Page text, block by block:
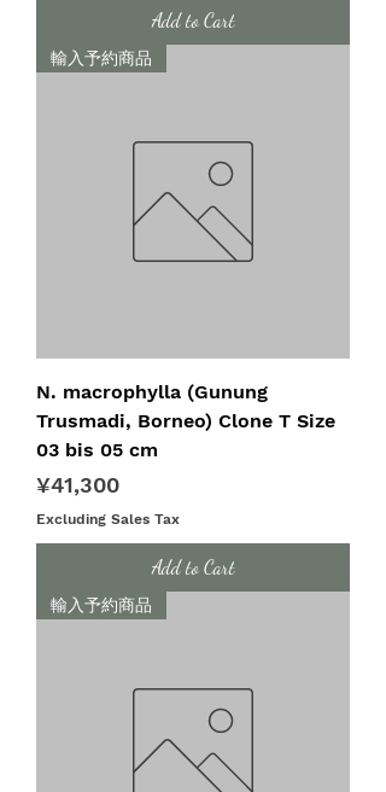
Add to Cart
輸入予約商品
N. macrophylla (Gunung
Trusmadi, Borneo) Clone T Size
03 bis 05 cm
Price
¥41,300
Excluding Sales Tax
Add to Cart
輸入予約商品